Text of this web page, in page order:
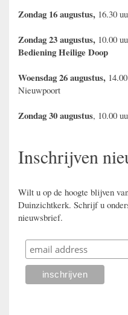
Zondag 16 augustus, 16.30
Zondag 23 augustus, 10.00
Bediening Heilige Doop
Woensdag 26 augustus,
Nieuwpoort
Zondag 30 augustus, 10.00
Inschrijven
Wilt u op de hoogte blijven
Duinzichtkerk. Schrijf u
nieuwsbrief.